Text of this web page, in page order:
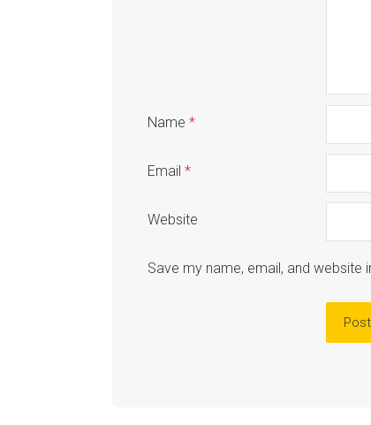
Name *
Email *
Website
Save my name, email, and